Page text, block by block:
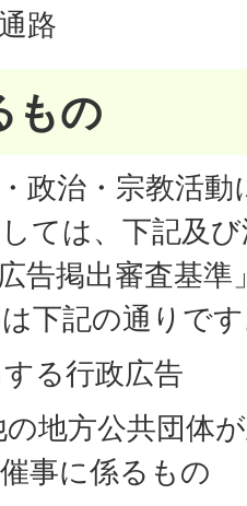
路
もの
政治・宗教活
しては、下記及
告掲出審査基
下記の通りで
る行政広告
地方公共団体
事に係るもの